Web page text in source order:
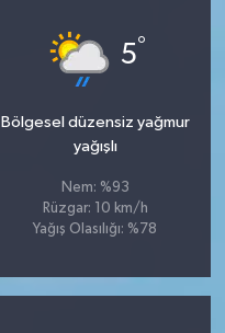
5°
Bölgesel düzensiz yağmur
yağışlı
Nem: %93
Rüzgar: 10 km/h
Yağış Olasılığı: %78